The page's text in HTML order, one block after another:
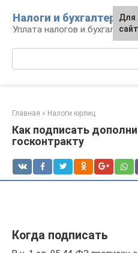
контенту
Налоги и бухгалтерия
Уплата налогов и
Главная » Налоги юрлиц
Как подписать
госконтракту
Когда подписать
Для